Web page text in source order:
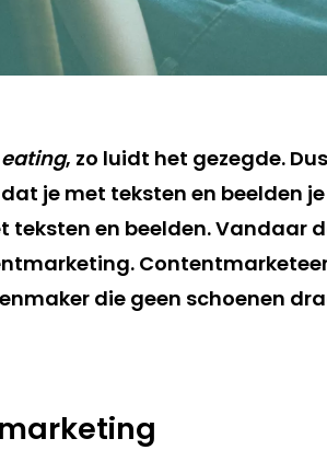
, zo luidt het gezegde.
je met teksten en beelden
teksten en beelden. Vandaar
die geen schoenen